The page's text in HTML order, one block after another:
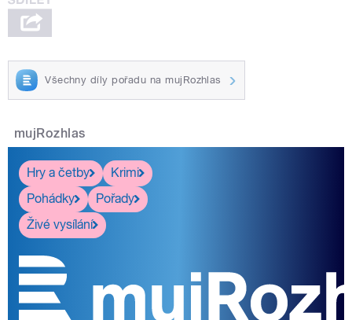
Všechny díly pořadu na mujRozhlas
mujRozhlas
Hry a četby
Krimi
Pohádky
Pořady
Živé vysílání